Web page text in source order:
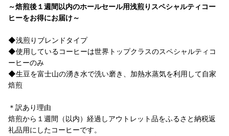
～焙煎後１週間以内のホールセール用浅煎りスペシャルティコー
ヒーをお得にお届け～
◆浅煎りブレンドタイプ
◆使用しているコーヒーは世界トップクラスのスペシャルティコ
ーヒーのみ
◆生豆を富士山の湧き水で洗い磨き、加熱水蒸気を利用して自家
焙煎
＊訳あり理由
焙煎から１週間（以内）経過しアウトレット品をふるさと納税返
礼品用にしたコーヒーです。